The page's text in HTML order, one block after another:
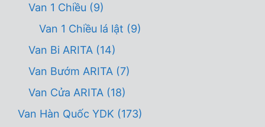
Van 1 Chiều (9)
Van 1 Chiều lá lật (9)
Van Bi ARITA (14)
Van Bướm ARITA (7)
Van Cửa ARITA (18)
Van Hàn Quốc YDK (173)